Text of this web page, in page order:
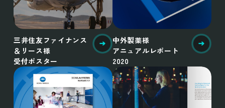
三井住友ファイナンス
＆リース様
受付ポスター
中外製薬様
アニュアルレポート
2020